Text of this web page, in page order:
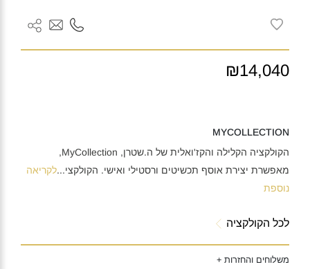
₪14,040
MYCOLLECTION
הקולקציה הקלילה והקז'ואלית של ה.שטרן, MyCollection,
מאפשרת יצירת אוסף תכשיטים ורסטילי ואישי. הקולקצי...לקריאה
נוספת
לכל הקולקציה
משלוחים והחזרות +